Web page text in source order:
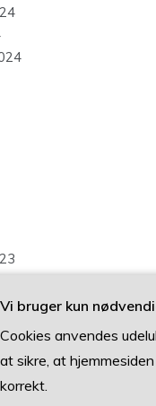
Vi bruger kun
Cookies anvendes
at sikre, at
korrekt.